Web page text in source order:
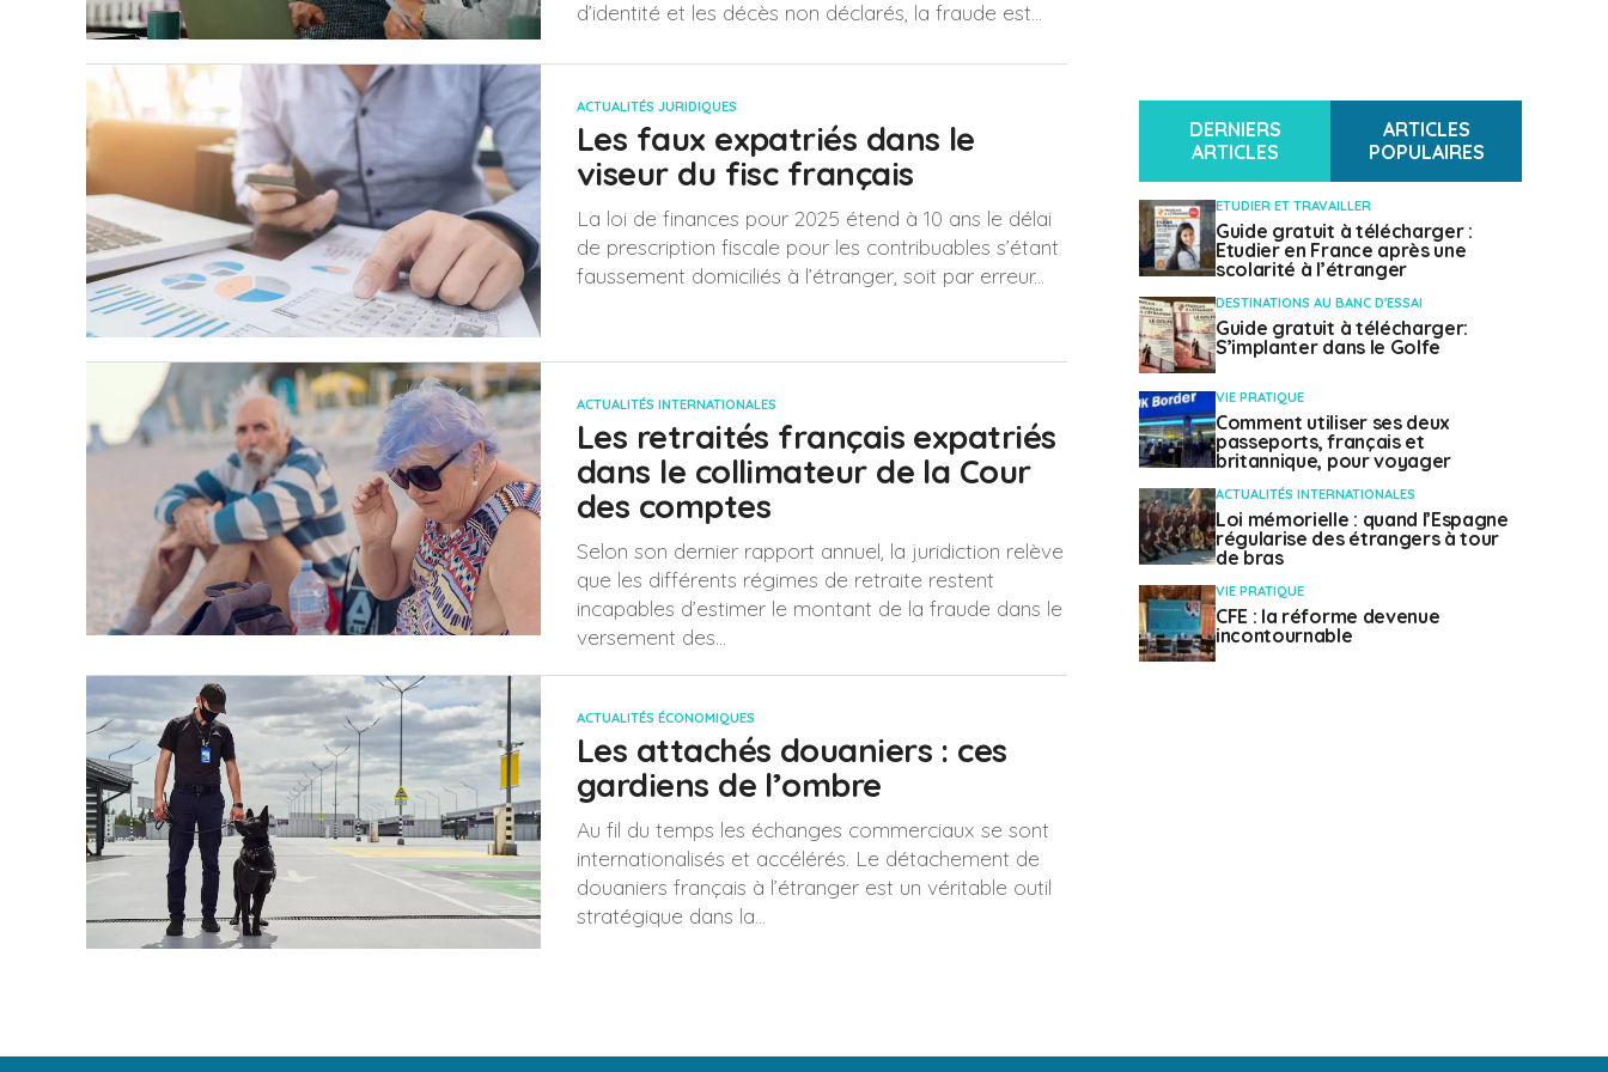
d’identité et les décès non déclarés, la fraude est...
ACTUALITÉS JURIDIQUES
Les faux expatriés dans le
viseur du fisc français
La loi de finances pour 2025 étend à 10 ans le délai
de prescription fiscale pour les contribuables s’étant
faussement domiciliés à l’étranger, soit par erreur...
ACTUALITÉS INTERNATIONALES
Les retraités français expatriés
dans le collimateur de la Cour
des comptes
Selon son dernier rapport annuel, la juridiction relève
que les différents régimes de retraite restent
incapables d’estimer le montant de la fraude dans le
versement des...
ACTUALITÉS ÉCONOMIQUES
Les attachés douaniers : ces
gardiens de l’ombre
Au fil du temps les échanges commerciaux se sont
internationalisés et accélérés. Le détachement de
douaniers français à l’étranger est un véritable outil
stratégique dans la...
DERNIERS
ARTICLES
ARTICLES
POPULAIRES
ETUDIER ET TRAVAILLER
Guide gratuit à télécharger :
Etudier en France après une
scolarité à l’étranger
DESTINATIONS AU BANC D'ESSAI
Guide gratuit à télécharger:
S’implanter dans le Golfe
VIE PRATIQUE
Comment utiliser ses deux
passeports, français et
britannique, pour voyager
ACTUALITÉS INTERNATIONALES
Loi mémorielle : quand l’Espagne
régularise des étrangers à tour
de bras
VIE PRATIQUE
CFE : la réforme devenue
incontournable